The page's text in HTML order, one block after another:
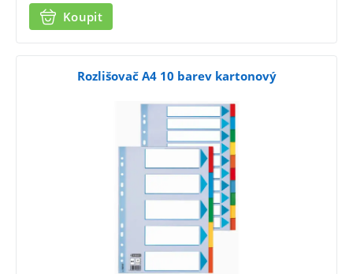
Koupit
Rozlišovač A4 10 barev kartonový